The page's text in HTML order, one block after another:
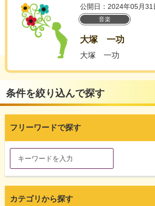
公開日：2024年05月31
音楽
大塚 一功
大塚 一功
条件を絞り込んで探す
フリーワードで探す
カテゴリから探す